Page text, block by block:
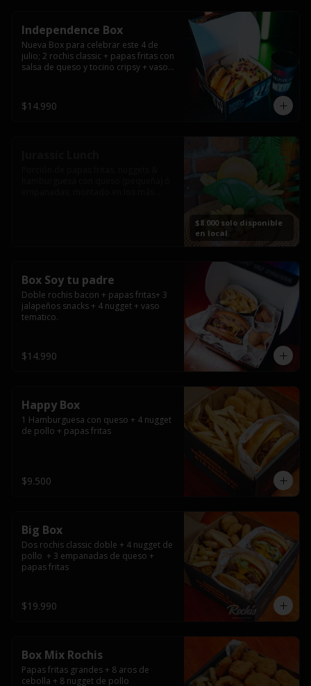
Independence Box
Nueva Box para celebrar este 4 de
julio; 2 rochis classic + papas fritas con
salsa de queso y tocino cripsy + vaso
$14.990
$8.000 solo disponible
en local
Box Soy tu padre
Doble rochis bacon + papas fritas+ 3
jalapeños snacks + 4 nugget + vaso
tematico.
$14.990
Happy Box
1 Hamburguesa con queso + 4 nugget
de pollo + papas fritas
$9.500
Big Box
Dos rochis classic doble + 4 nugget de
pollo  + 3 empanadas de queso +
papas fritas
$19.990
Box Mix Rochis
Papas fritas grandes + 8 aros de
cebolla + 8 nugget de pollo